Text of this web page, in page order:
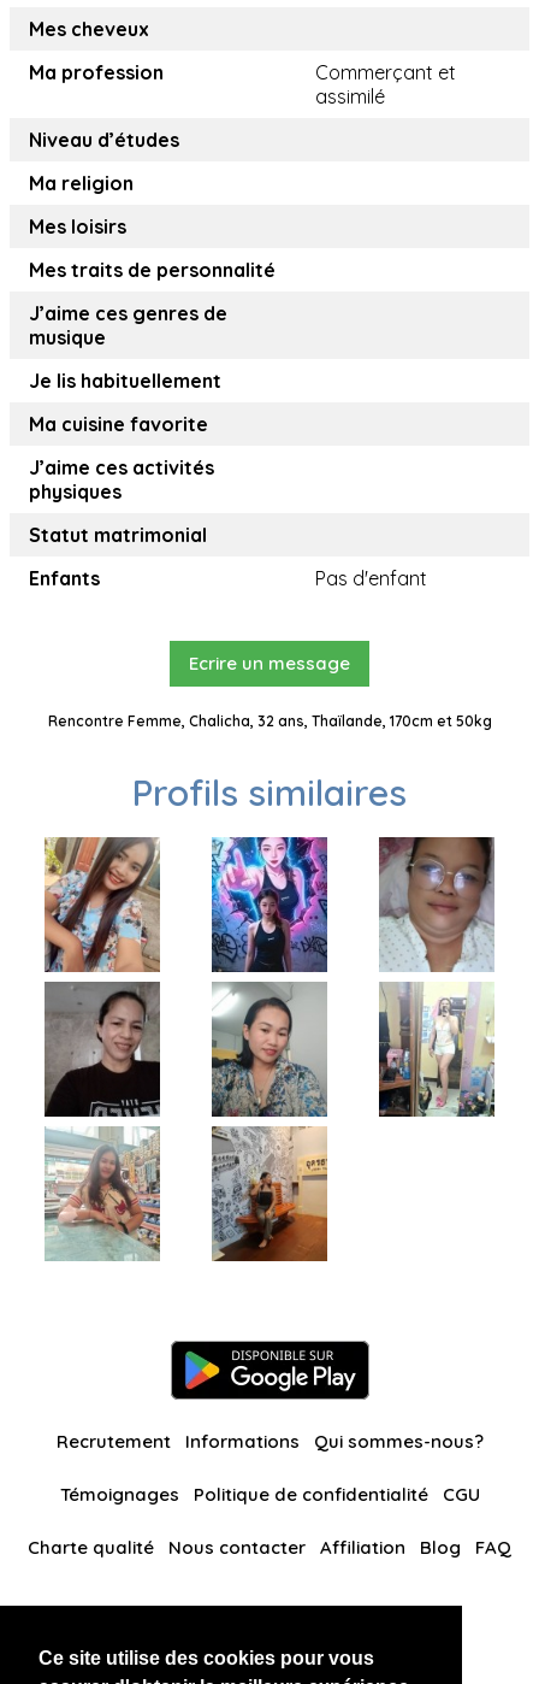
Ce site utilise des cookies pour vous
Mes cheveux
Ma profession
Commerçant et
assimilé
Niveau d’études
Ma religion
Mes loisirs
Mes traits de personnalité
J’aime ces genres de
musique
Je lis habituellement
Ma cuisine favorite
J’aime ces activités
physiques
Statut matrimonial
Enfants
Pas d'enfant
Ecrire un message
Rencontre Femme, Chalicha, 32 ans, Thaïlande, 170cm et 50kg
Profils similaires
Recrutement Informations Qui sommes-nous?
Témoignages Politique de confidentialité CGU
Charte qualité Nous contacter Affiliation Blog FAQ
BlackAndBeauties RussianKisses